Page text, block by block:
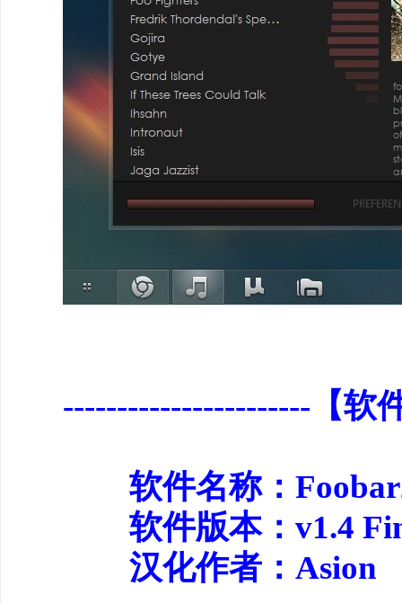
-----------------------【软
软件名称：
软件版本：v1.4
汉化作者：Asion